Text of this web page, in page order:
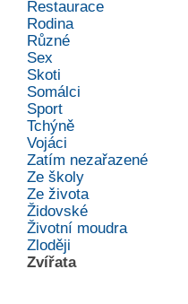
Restaurace
Rodina
Různé
Sex
Skoti
Somálci
Sport
Tchýně
Vojáci
Zatím nezařazené
Ze školy
Ze života
Židovské
Životní moudra
Zloději
Zvířata